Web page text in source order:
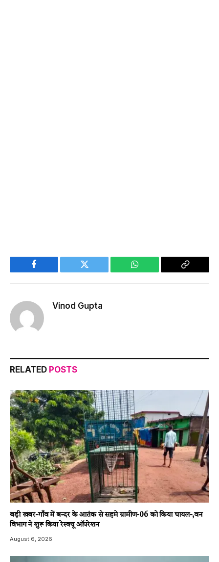
Facebook Twitter WhatsApp
Copy
Vinod Gupta
RELATED POSTS
बड़ी खबर-गाँव में बन्दर के आतंक से सहमे ग्रामीण-06 को किया घायल-,वन
विभाग ने शुरू किया रेस्क्यू ऑपरेशन
August 6, 2026